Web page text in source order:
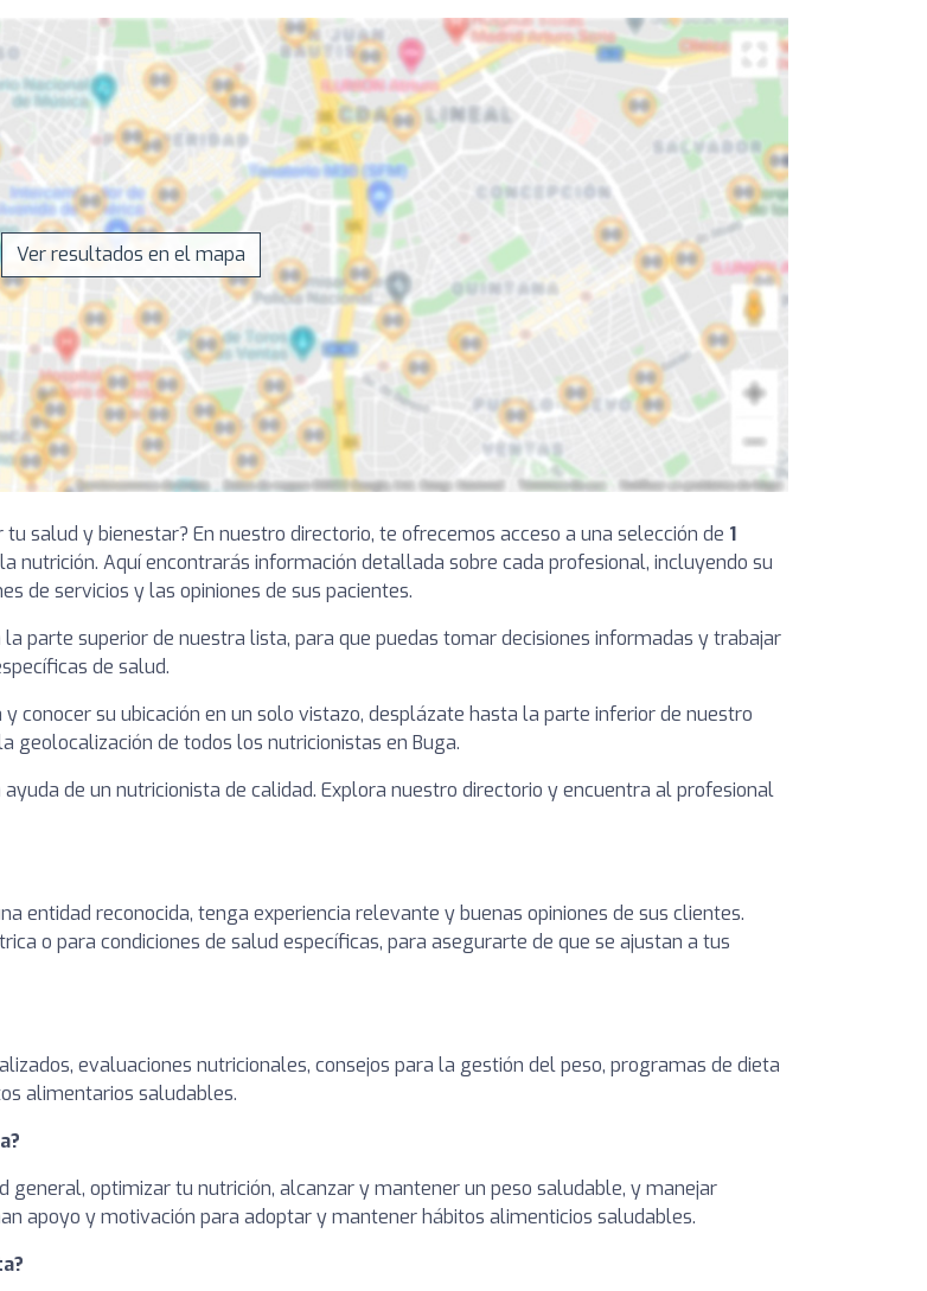
Ver resultados en el mapa
salud y bienestar? En nuestro directorio, te ofrecemos acceso a una selección de 1
nutrición. Aquí encontrarás información detallada sobre cada profesional, incluyendo su
de servicios y las opiniones de sus pacientes.
parte superior de nuestra lista, para que puedas tomar decisiones informadas y trabajar
de salud.
conocer su ubicación en un solo vistazo, desplázate hasta la parte inferior de nuestro
de todos los nutricionistas en Buga.
de un nutricionista de calidad. Explora nuestro directorio y encuentra al profesional
entidad reconocida, tenga experiencia relevante y buenas opiniones de sus clientes.
o para condiciones de salud específicas, para asegurarte de que se ajustan a tus
evaluaciones nutricionales, consejos para la gestión del peso, programas de dieta
alimentarios saludables.
optimizar tu nutrición, alcanzar y mantener un peso saludable, y manejar
apoyo y motivación para adoptar y mantener hábitos alimenticios saludables.